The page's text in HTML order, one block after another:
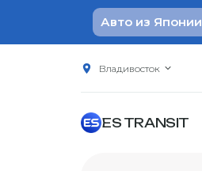
Авто из Японии
Владивосток
ES TRANSIT